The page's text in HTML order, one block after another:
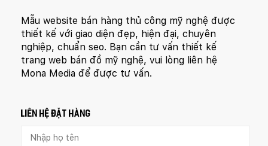
LIÊN HỆ ĐẶT HÀNG
Mẫu website bán hàng thủ công mỹ nghệ được
thiết kế với giao diện đẹp, hiện đại, chuyên
nghiệp, chuẩn seo. Bạn cần tư vấn thiết kế
trang web bán đồ mỹ nghệ, vui lòng liên hệ
Mona Media để được tư vấn.